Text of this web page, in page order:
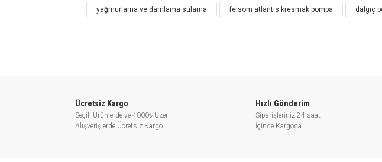
YENİ DİZAYN İLE GÜNLERCE SUSUZ ÇALIŞABİLİR VE KUMLU SULARDA TÜM DİĞER FLOAT
yağmurlama ve damlama sulama felsom atlantis kresmak pompa dalgıç
Ücretsiz Kargo
Seçili Ürünlerde ve 4000₺ Üzeri
Alışverişlerde Ücretsiz Kargo
Hızlı Gönderim
Siparişleriniz 24 saat
İçinde Kargoda